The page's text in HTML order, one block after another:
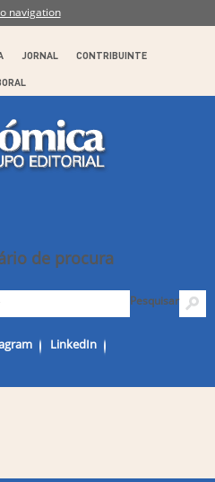
navigation
JORNAL CONTRIBUINTE
de procura
Pesquisar
LinkedIn